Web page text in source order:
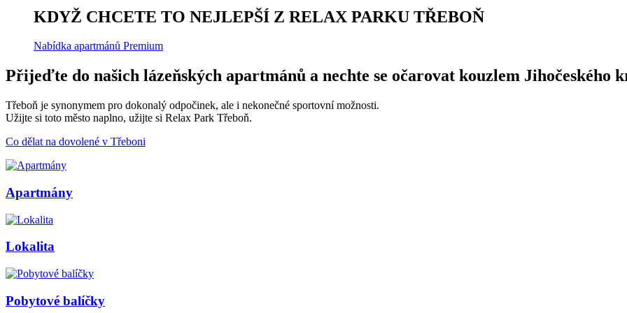
KDYŽ CHCETE TO NEJLEPŠÍ Z RELAX PARKU TŘEBOŇ
Nabídka apartmánů Premium
Přijeďte do našich lázeňských apartmánů a nechte se očarovat kouzlem Jihočeského
Třeboň je synonymem pro dokonalý odpočinek, ale i nekonečné sportovní možnosti.
Užijte si toto město naplno, užijte si Relax Park Třeboň.
Co dělat na dovolené v Třeboni
Apartmány
Lokalita
Pobytové balíčky